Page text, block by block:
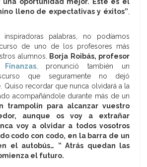
una oportunidad mejor. Éste es el
lleno de expectativas y éxitos”,
palabras, no podíamos
de uno de los profesores más
alumnos. Borja Roibás, profesor
Finanzas, pronunció también un
que seguramente no dejó
Quiso recordar que nunca olvidará a la
acompañándole durante más de un
trampolín para alcanzar vuestro
aunque os voy a extrañar
voy a olvidar a todos vosotros
codo con codo, en la barra de un
el autobús… ” Atrás quedan las
el futuro.